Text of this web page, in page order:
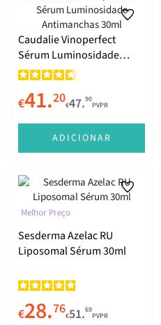
Caudalie Vinoperfect
Sérum Luminosidade
Antimanchas 30ml
€41.20€47.90
PVPR
ADICIONAR
Melhor Preço
Sesderma Azelac RU
Liposomal Sérum 30ml
€28.76€51.69
PVPR